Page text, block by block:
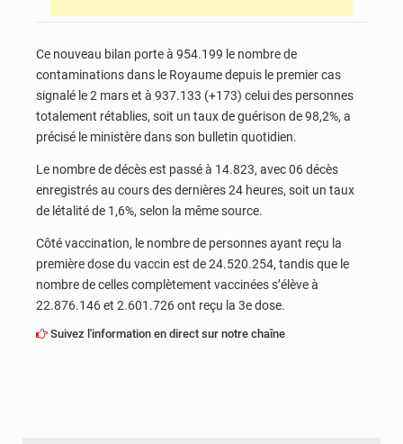
Ce nouveau bilan porte à 954.199 le nombre de
contaminations dans le Royaume depuis le premier cas
signalé le 2 mars et à 937.133 (+173) celui des personnes
totalement rétablies, soit un taux de guérison de 98,2%, a
précisé le ministère dans son bulletin quotidien.
Le nombre de décès est passé à 14.823, avec 06 décès
enregistrés au cours des dernières 24 heures, soit un taux
de létalité de 1,6%, selon la même source.
Côté vaccination, le nombre de personnes ayant reçu la
première dose du vaccin est de 24.520.254, tandis que le
nombre de celles complètement vaccinées s’élève à
22.876.146 et 2.601.726 ont reçu la 3e dose.
Suivez l'information en direct sur notre chaîne